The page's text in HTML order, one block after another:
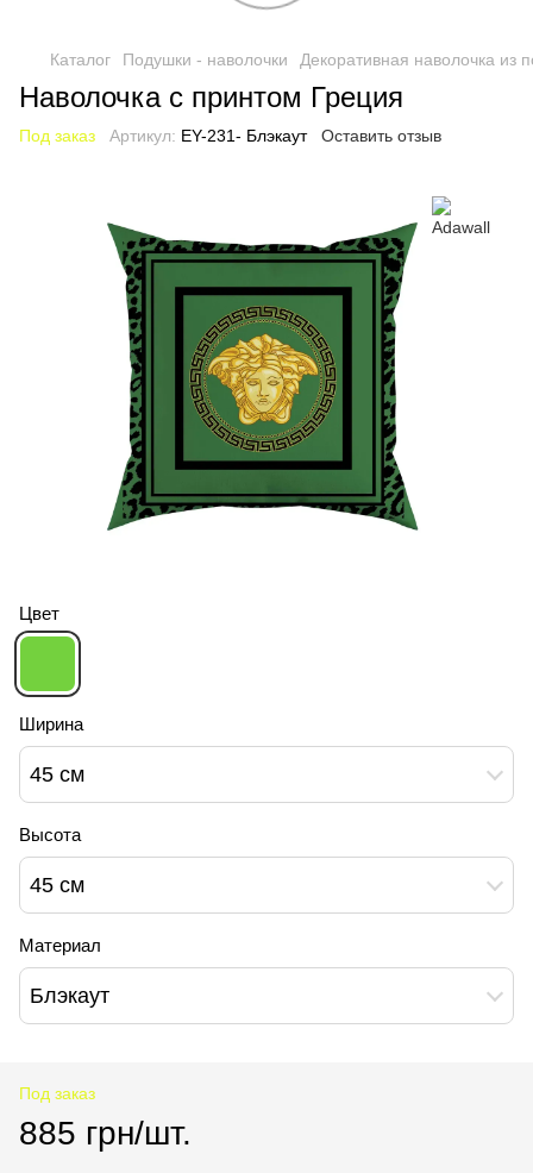
Каталог Подушки - наволочки Декоративная наволочка из
Наволочка с принтом Греция
Под заказ Артикул: EY-231- Блэкаут Оставить отзыв
Цвет
Ширина
45 см
Высота
45 см
Материал
Блэкаут
Под заказ
885 грн/шт.